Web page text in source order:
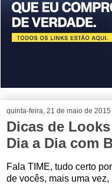
quinta-feira, 21 de maio de 2015
Dicas de
Dia a Dia com
Fala TIME, tudo certo
de vocês, mais uma